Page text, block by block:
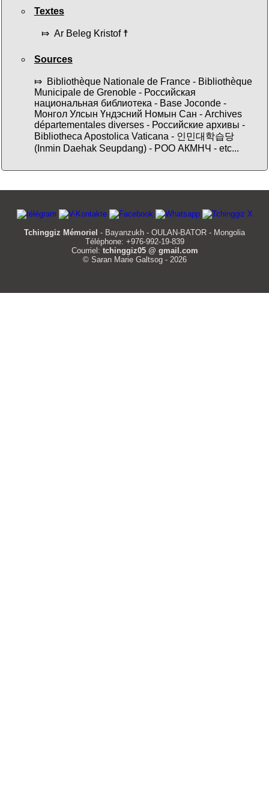
Textes
⤇ Ar Beleg Kristof ☨
Sources
⤇ Bibliothèque Nationale de France - Bibliothèque
Municipale de Grenoble - Российская
национальная библиотека - Base Joconde -
Монгол Улсын Үндэсний Номын Сан - Archives
départementales diverses - Российские архивы -
Bibliotheca Apostolica Vaticana - 인민대학습당
(Inmin Daehak Seupdang) - РОО АКМНЧ - etc...
Tchinggiz Mémoriel - Bayanzukh - OULAN-BATOR - Mongolia
Téléphone: +976-992-19-839
Courriel: tchinggiz05 @ gmail.com
© Saran Marie Galtsog - 2026